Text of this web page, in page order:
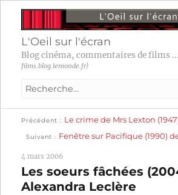
L'Oeil sur l'écran
Blog cinéma, commentaires de films ...
films.blog.lemonde.fr)
Recherche
:
Navigation
l’article
Précédent
précédente :
Le crime de Mrs Lexton
Suivant
suivante :
Fenêtre sur Pacifique (1990)
4 mars 2006
Les soeurs fâchées
Alexandra Leclère